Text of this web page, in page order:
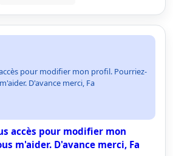
pour modifier mon profil. Pourriez-
D'avance merci, Fa
accès pour modifier mon
m'aider. D'avance merci, Fa